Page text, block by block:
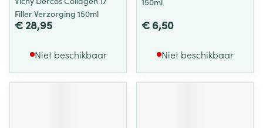
Filler Verzorging 150ml
€ 28,95
Niet beschikbaar
€ 6,50
Niet beschikbaar